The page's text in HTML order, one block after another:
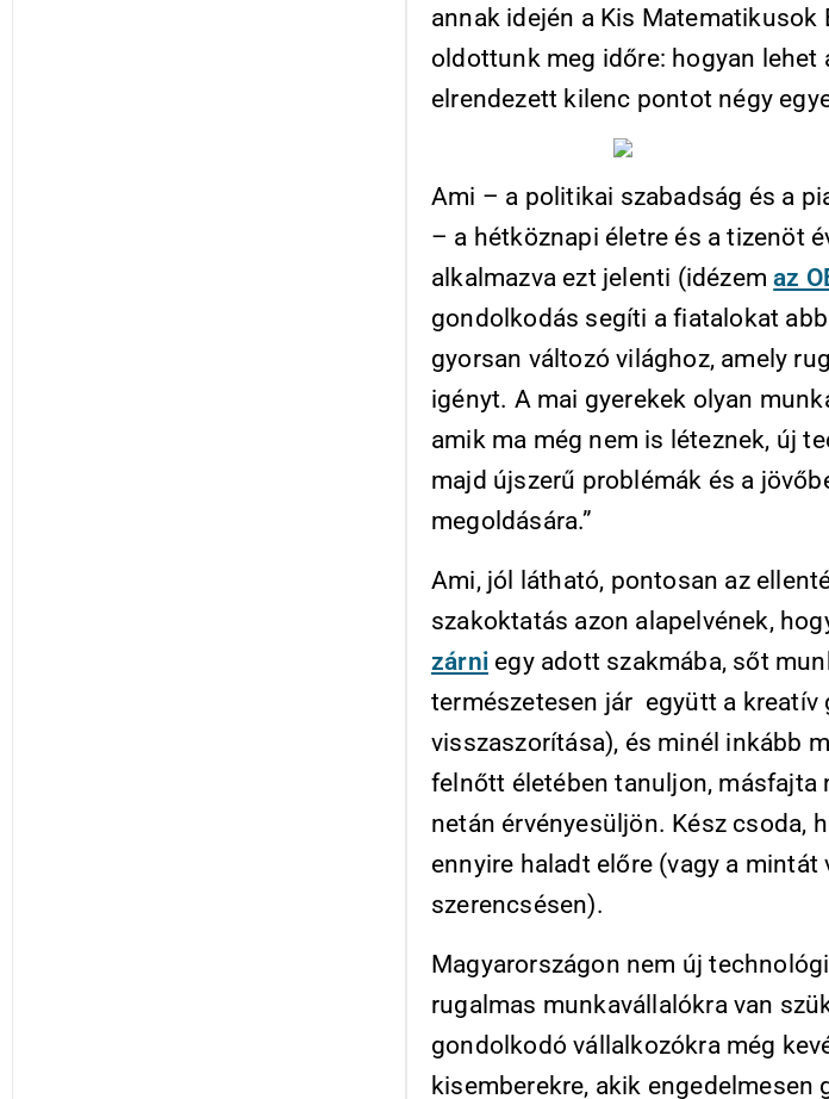
annak idején a Kis Matematikusok
oldottunk meg időre: hogyan lehet
elrendezett kilenc pontot négy
Ami – a politikai szabadság és a
– a hétköznapi életre és a tizenöt
alkalmazva ezt jelenti (idézemaz
gondolkodás segíti a fiatalokat
gyorsan változó világhoz, amely
igényt. A mai gyerekek olyan
amik ma még nem is léteznek, új
majd újszerű problémák és a
megoldására.”
Ami, jól látható, pontosan az
szakoktatás azon alapelvének,
zárni egy adott szakmába, sőt
természetesen jár együtt a kreatív
visszaszorítása), és minél inkább
felnőtt életében tanuljon, másfajta
netán érvényesüljön. Kész csoda,
ennyire haladt előre (vagy a
szerencsésen).
Magyarországon nem új
rugalmas munkavállalókra van
gondolkodó vállalkozókra még
kisemberekre, akik engedelmesen